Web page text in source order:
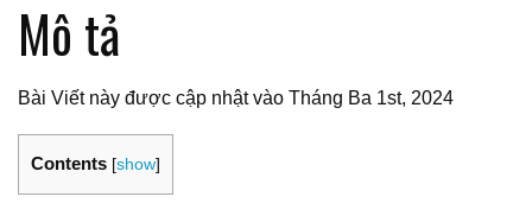
Mô tả
Bài Viết này được cập nhật vào Tháng Ba 1st, 2024
Contents [show]